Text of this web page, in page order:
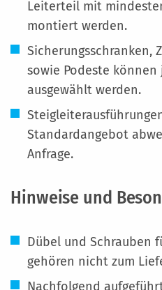
Leiterteil mit
montiert werden.
Sicherungsschranken,
sowie Podeste
ausgewählt werden.
Standardangebot
Anfrage.
Hinweise und
Dübel und Schrauben
gehören nicht zum
Nachfolgend